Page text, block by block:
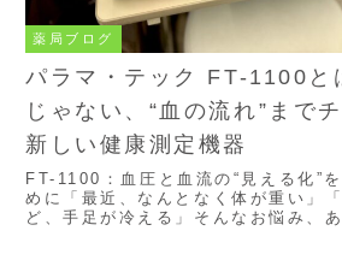
薬局ブログ
パラマ・テック FT-1100と
じゃない、“血の流れ”まで
新しい健康測定機器
FT-1100：血圧と血流の“見える化”
めに「最近、なんとなく体が重い」
ど、手足が冷える」そんなお悩み、